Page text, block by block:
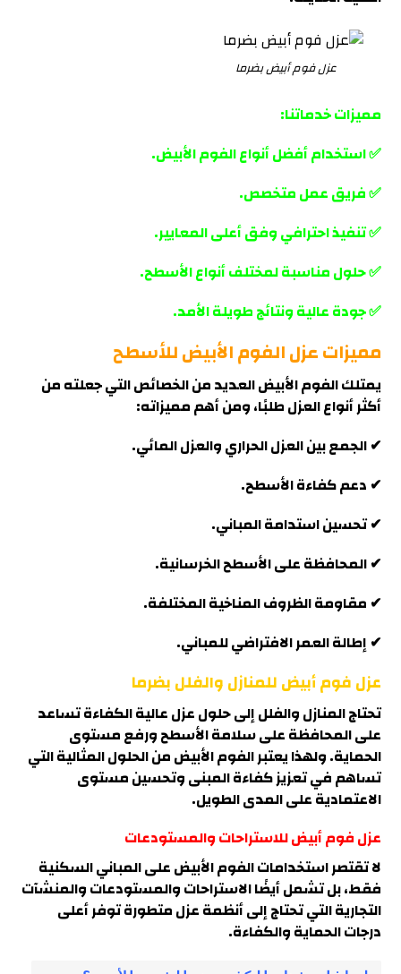
عزل فوم أبيض بضرما
مميزات خدماتنا:
✅ استخدام أفضل أنواع الفوم الأبيض.
✅ فريق عمل متخصص.
✅ تنفيذ احترافي وفق أعلى المعايير.
✅ حلول مناسبة لمختلف أنواع الأسطح.
✅ جودة عالية ونتائج طويلة الأمد.
مميزات عزل الفوم الأبيض للأسطح
يمتلك الفوم الأبيض العديد من الخصائص التي جعلته من
أكثر أنواع العزل طلبًا، ومن أهم مميزاته:
✔ الجمع بين العزل الحراري والعزل المائي.
✔ دعم كفاءة الأسطح.
✔ تحسين استدامة المباني.
✔ المحافظة على الأسطح الخرسانية.
✔ مقاومة الظروف المناخية المختلفة.
✔ إطالة العمر الافتراضي للمباني.
عزل فوم أبيض للمنازل والفلل بضرما
تحتاج المنازل والفلل إلى حلول عزل عالية الكفاءة تساعد
على المحافظة على سلامة الأسطح ورفع مستوى
الحماية. ولهذا يعتبر الفوم الأبيض من الحلول المثالية التي
تساهم في تعزيز كفاءة المبنى وتحسين مستوى
الاعتمادية على المدى الطويل.
عزل فوم أبيض للاستراحات والمستودعات
لا تقتصر استخدامات الفوم الأبيض على المباني السكنية
فقط، بل تشمل أيضًا الاستراحات والمستودعات والمنشآت
التجارية التي تحتاج إلى أنظمة عزل متطورة توفر أعلى
درجات الحماية والكفاءة.